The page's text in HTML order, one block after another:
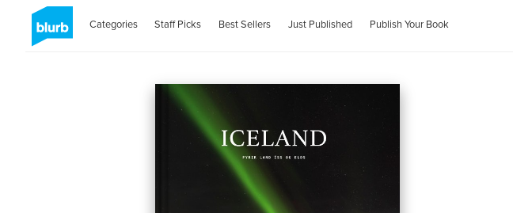
Categories Staff Picks Best Sellers Just Published Publish Your Book